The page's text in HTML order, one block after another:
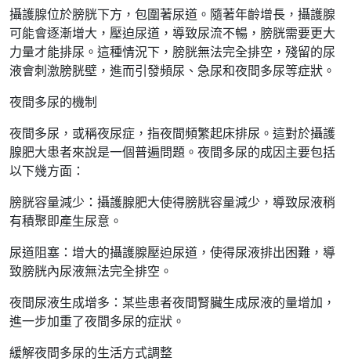
攝護腺位於膀胱下方，包圍著尿道。隨著年齡增長，攝護腺
可能會逐漸增大，壓迫尿道，導致尿流不暢，膀胱需要更大
力量才能排尿。這種情況下，膀胱無法完全排空，殘留的尿
液會刺激膀胱壁，進而引發頻尿、急尿和夜間多尿等症狀。
夜間多尿的機制
夜間多尿，或稱夜尿症，指夜間頻繁起床排尿。這對於攝護
腺肥大患者來說是一個普遍問題。夜間多尿的成因主要包括
以下幾方面：
膀胱容量減少：攝護腺肥大使得膀胱容量減少，導致尿液稍
有積聚即產生尿意。
尿道阻塞：增大的攝護腺壓迫尿道，使得尿液排出困難，導
致膀胱內尿液無法完全排空。
夜間尿液生成增多：某些患者夜間腎臟生成尿液的量增加，
進一步加重了夜間多尿的症狀。
緩解夜間多尿的生活方式調整